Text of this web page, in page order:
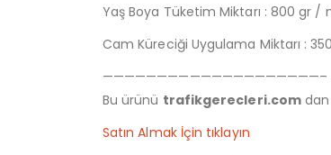
Yaş Boya Tüketim Miktarı : 800 gr /
Cam Küreciği Uygulama Miktarı :
————————————————————–
Bu ürünü trafikgerecleri.comdan
Satın Almak İçin tıklayın